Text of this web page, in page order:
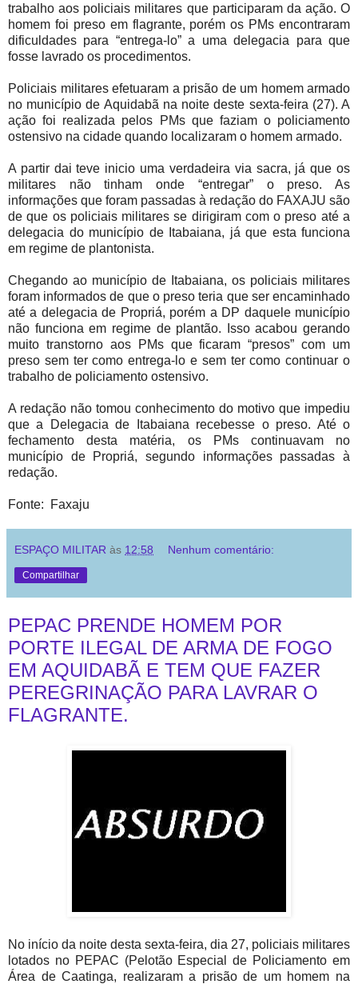
trabalho aos policiais militares que participaram da ação. O
homem foi preso em flagrante, porém os PMs encontraram
dificuldades para “entrega-lo” a uma delegacia para que
fosse lavrado os procedimentos.
Policiais militares efetuaram a prisão de um homem armado
no município de Aquidabã na noite deste sexta-feira (27). A
ação foi realizada pelos PMs que faziam o policiamento
ostensivo na cidade quando localizaram o homem armado.
A partir dai teve inicio uma verdadeira via sacra, já que os
militares não tinham onde “entregar” o preso. As
informações que foram passadas à redação do FAXAJU são
de que os policiais militares se dirigiram com o preso até a
delegacia do município de Itabaiana, já que esta funciona
em regime de plantonista.
Chegando ao município de Itabaiana, os policiais militares
foram informados de que o preso teria que ser encaminhado
até a delegacia de Propriá, porém a DP daquele município
não funciona em regime de plantão. Isso acabou gerando
muito transtorno aos PMs que ficaram “presos” com um
preso sem ter como entrega-lo e sem ter como continuar o
trabalho de policiamento ostensivo.
A redação não tomou conhecimento do motivo que impediu
que a Delegacia de Itabaiana recebesse o preso. Até o
fechamento desta matéria, os PMs continuavam no
município de Propriá, segundo informações passadas à
redação.
Fonte: Faxaju
ESPAÇO MILITAR às 12:58 Nenhum comentário:
Compartilhar
PEPAC PRENDE HOMEM POR
PORTE ILEGAL DE ARMA DE FOGO
EM AQUIDABÃ E TEM QUE FAZER
PEREGRINAÇÃO PARA LAVRAR O
FLAGRANTE.
No início da noite desta sexta-feira, dia 27, policiais militares
lotados no PEPAC (Pelotão Especial de Policiamento em
Área de Caatinga, realizaram a prisão de um homem na